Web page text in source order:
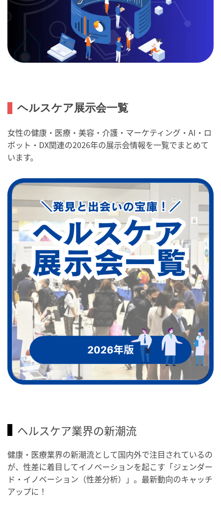
ヘルスケア展示会一覧
女性の健康・医療・美容・介護・マーケティング・AI・ロ
ボット・DX関連の2026年の展示会情報を一覧でまとめて
います。
ヘルスケア業界の新潮流
健康・医療業界の新潮流として国内外で注目されているの
が、性差に着目してイノベーションを起こす「ジェンダー
ド・イノベーション（性差分析）」。最新動向のキャッチ
アップに！